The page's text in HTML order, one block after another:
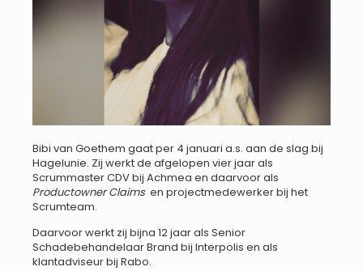
Bibi van Goethem gaat per 4 januari a.s. aan de slag bij
Hagelunie. Zij werkt de afgelopen vier jaar als
Scrummaster CDV bij Achmea en daarvoor als
Productowner Claims en projectmedewerker bij het
Scrumteam.
Daarvoor werkt zij bijna 12 jaar als Senior
Schadebehandelaar Brand bij Interpolis en als
klantadviseur bij Rabo.